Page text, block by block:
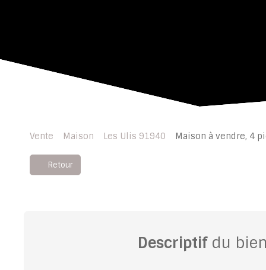
Vente Maison Les Ulis 91940 Maison à vendre, 4
Retour
Descriptifdu